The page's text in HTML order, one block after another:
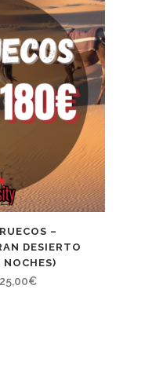
desde
270,00€
hasta
369,00€
–
DESIERTO
€Rango